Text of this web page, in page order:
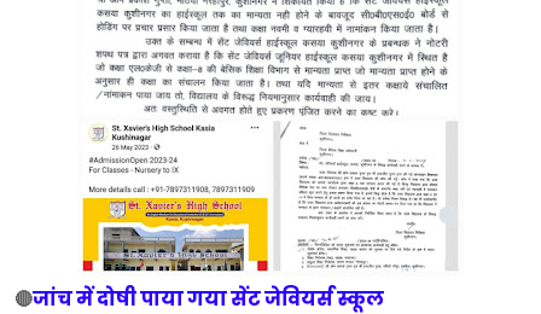
🔴जांच में दोषी पाया गया सेंट जेवियर्स स्कूल